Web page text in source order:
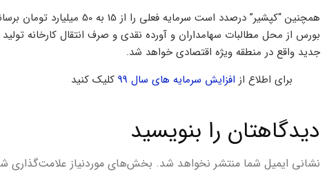
همچنین “کپشیر” درصدد است
بورس از محل مطالبات سهامداران و آورده نقدی و صرف انتقال کارخانه
جدید واقع در منطقه ویژه اقتصادی خواهد شد.
برای اطلاع از افزایش سرمایه های سال 99 کلیک کنید
دیدگاهتان را بنویسید
نشانی ایمیل شما منتشر نخواهد شد. بخش‌های موردنیاز علامت‌گذاری